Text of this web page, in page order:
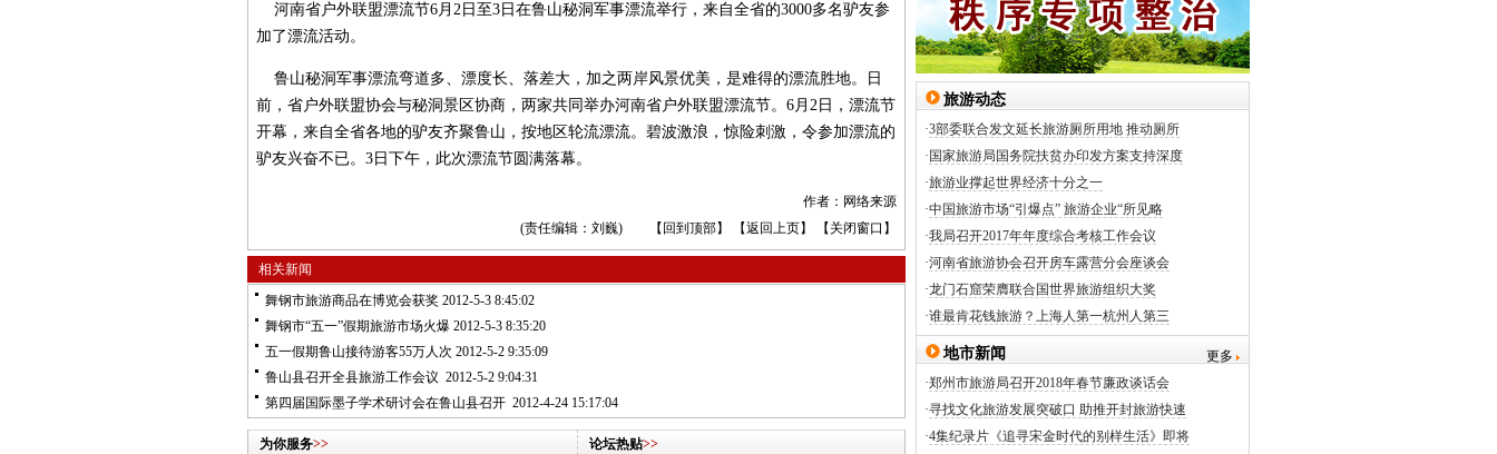
河南省户外联盟漂流节6月2日至3日在鲁山秘洞军事漂流举行，来自全省的3000多名驴友参
加了漂流活动。
鲁山秘洞军事漂流弯道多、漂度长、落差大，加之两岸风景优美，是难得的漂流胜地。日
前，省户外联盟协会与秘洞景区协商，两家共同举办河南省户外联盟漂流节。6月2日，漂流节
开幕，来自全省各地的驴友齐聚鲁山，按地区轮流漂流。碧波激浪，惊险刺激，令参加漂流的
驴友兴奋不已。3日下午，此次漂流节圆满落幕。
作者：网络来源
(责任编辑：刘巍) 【 回到顶部】 【返回上页】 【 关闭窗口 】
相关新闻
舞钢市旅游商品在博览会获奖 2012-5-3 8:45:02
舞钢市“五一”假期旅游市场火爆 2012-5-3 8:35:20
五一假期鲁山接待游客55万人次 2012-5-2 9:35:09
鲁山县召开全县旅游工作会议 2012-5-2 9:04:31
第四届国际墨子学术研讨会在鲁山县召开 2012-4-24 15:17:04
为你服务>> 论坛热贴>>
旅游动态
·3部委联合发文延长旅游厕所用地 推动厕所
· 国家旅游局国务院扶贫办印发方案支持深度
·旅游业撑起世界经济十分之一
·中国旅游市场“引爆点” 旅游企业“所见略
·我局召开2017年年度综合考核工作会议
·河南省旅游协会召开房车露营分会座谈会
·龙门石窟荣膺联合国世界旅游组织大奖
·谁最肯花钱旅游？上海人第一杭州人第三
地市新闻
更多
·郑州市旅游局召开2018年春节廉政谈话会
·寻找文化旅游发展突破口 助推开封旅游快速
·4集纪录片《追寻宋金时代的别样生活》即将